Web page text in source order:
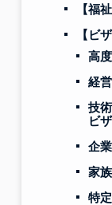
【福
【ビ
高
経
技
ビ
企
家
特